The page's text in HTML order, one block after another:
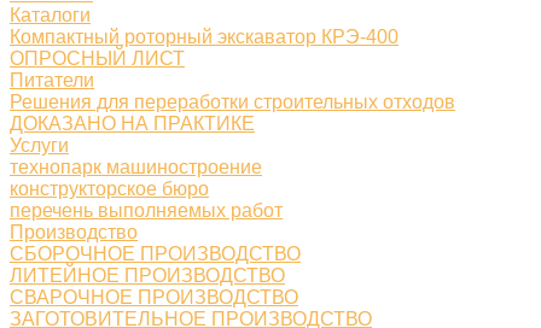
Каталоги
Компактный роторный экскаватор КРЭ-400
ОПРОСНЫЙ ЛИСТ
Питатели
Решения для переработки строительных отходов
ДОКАЗАНО НА ПРАКТИКЕ
Услуги
технопарк машиностроение
конструкторское бюро
перечень выполняемых работ
Производство
СБОРОЧНОЕ ПРОИЗВОДСТВО
ЛИТЕЙНОЕ ПРОИЗВОДСТВО
СВАРОЧНОЕ ПРОИЗВОДСТВО
ЗАГОТОВИТЕЛЬНОЕ ПРОИЗВОДСТВО